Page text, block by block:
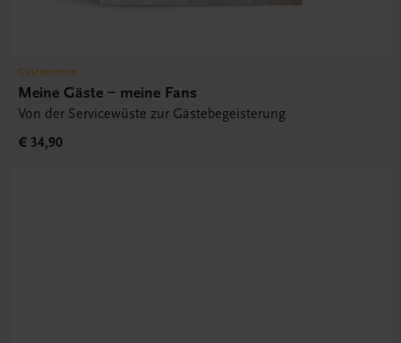
Gastronomie
Meine Gäste – meine Fans
Von der Servicewüste zur Gästebegeisterung
€ 34,90